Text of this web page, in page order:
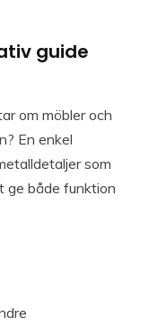
guide
om möbler och
En enkel
som
ge både funktion